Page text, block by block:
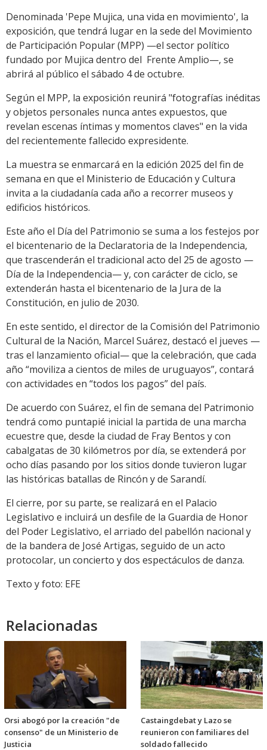
Denominada 'Pepe Mujica, una vida en movimiento', la
exposición, que tendrá lugar en la sede del Movimiento
de Participación Popular (MPP) —el sector político
fundado por Mujica dentro del Frente Amplio—, se
abrirá al público el sábado 4 de octubre.
Según el MPP, la exposición reunirá "fotografías inéditas
y objetos personales nunca antes expuestos, que
revelan escenas íntimas y momentos claves" en la vida
del recientemente fallecido expresidente.
La muestra se enmarcará en la edición 2025 del fin de
semana en que el Ministerio de Educación y Cultura
invita a la ciudadanía cada año a recorrer museos y
edificios históricos.
Este año el Día del Patrimonio se suma a los festejos por
el bicentenario de la Declaratoria de la Independencia,
que trascenderán el tradicional acto del 25 de agosto —
Día de la Independencia— y, con carácter de ciclo, se
extenderán hasta el bicentenario de la Jura de la
Constitución, en julio de 2030.
En este sentido, el director de la Comisión del Patrimonio
Cultural de la Nación, Marcel Suárez, destacó el jueves —
tras el lanzamiento oficial— que la celebración, que cada
año “moviliza a cientos de miles de uruguayos”, contará
con actividades en “todos los pagos” del país.
De acuerdo con Suárez, el fin de semana del Patrimonio
tendrá como puntapié inicial la partida de una marcha
ecuestre que, desde la ciudad de Fray Bentos y con
cabalgatas de 30 kilómetros por día, se extenderá por
ocho días pasando por los sitios donde tuvieron lugar
las históricas batallas de Rincón y de Sarandí.
El cierre, por su parte, se realizará en el Palacio
Legislativo e incluirá un desfile de la Guardia de Honor
del Poder Legislativo, el arriado del pabellón nacional y
de la bandera de José Artigas, seguido de un acto
protocolar, un concierto y dos espectáculos de danza.
Texto y foto: EFE
Relacionadas
Orsi abogó por la creación "de
consenso" de un Ministerio de
Justicia
Castaingdebat y Lazo se
reunieron con familiares del
soldado fallecido